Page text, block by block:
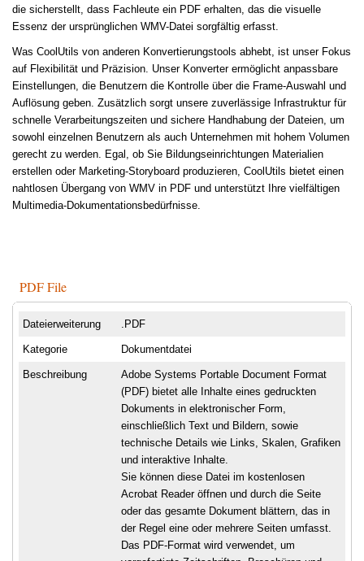
die sicherstellt, dass Fachleute ein PDF erhalten, das die visuelle
Essenz der ursprünglichen WMV-Datei sorgfältig erfasst.
Was CoolUtils von anderen Konvertierungstools abhebt, ist unser Fokus
auf Flexibilität und Präzision. Unser Konverter ermöglicht anpassbare
Einstellungen, die Benutzern die Kontrolle über die Frame-Auswahl und
Auflösung geben. Zusätzlich sorgt unsere zuverlässige Infrastruktur für
schnelle Verarbeitungszeiten und sichere Handhabung der Dateien, um
sowohl einzelnen Benutzern als auch Unternehmen mit hohem Volumen
gerecht zu werden. Egal, ob Sie Bildungseinrichtungen Materialien
erstellen oder Marketing-Storyboard produzieren, CoolUtils bietet einen
nahtlosen Übergang von WMV in PDF und unterstützt Ihre vielfältigen
Multimedia-Dokumentationsbedürfnisse.
PDF File
Dateierweiterung .PDF
Kategorie Dokumentdatei
Beschreibung
Adobe Systems Portable Document Format
(PDF) bietet alle Inhalte eines gedruckten
Dokuments in elektronischer Form,
einschließlich Text und Bildern, sowie
technische Details wie Links, Skalen, Grafiken
und interaktive Inhalte.
Sie können diese Datei im kostenlosen
Acrobat Reader öffnen und durch die Seite
oder das gesamte Dokument blättern, das in
der Regel eine oder mehrere Seiten umfasst.
Das PDF-Format wird verwendet, um